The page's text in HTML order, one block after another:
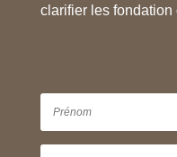
clarifier les fondation